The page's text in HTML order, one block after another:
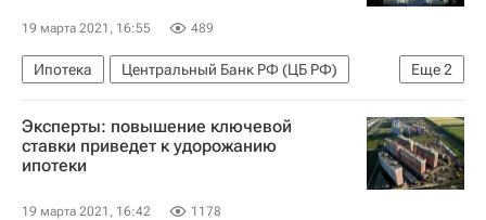
19 марта 2021, 16:55 489
Еще2
Ипотека
Центральный Банк РФ (ЦБ РФ)
Кредиты
Долги
Эксперты: повышение ключевой
ставки приведет к удорожанию
ипотеки
19 марта 2021, 16:42 1178